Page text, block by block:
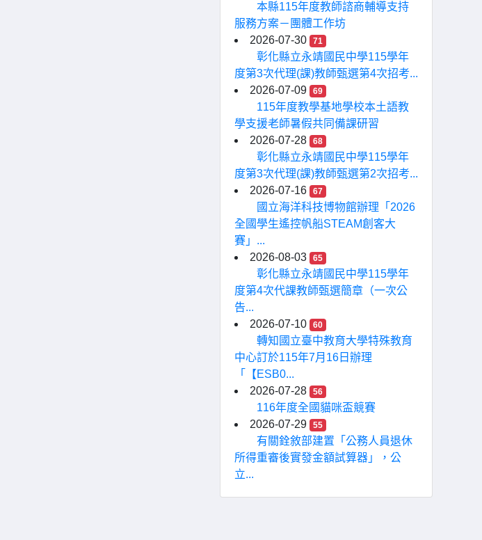
本縣115年度教師諮商輔導支持
服務方案－團體工作坊
2026-07-30
71
彰化縣立永靖國民中學115學年
度第3次代理(課)教師甄選第4次招考...
2026-07-09
69
115年度教學基地學校本土語教
學支援老師暑假共同備課研習
2026-07-28
68
彰化縣立永靖國民中學115學年
度第3次代理(課)教師甄選第2次招考...
2026-07-16
67
國立海洋科技博物館辦理「2026
全國學生遙控帆船STEAM創客大
賽」...
2026-08-03
65
彰化縣立永靖國民中學115學年
度第4次代課教師甄選簡章（一次公
告...
2026-07-10
60
轉知國立臺中教育大學特殊教育
中心訂於115年7月16日辦理
「【ESB0...
2026-07-28
56
116年度全國貓咪盃競賽
2026-07-29
55
有關銓敘部建置「公務人員退休
所得重審後實發金額試算器」，公
立...